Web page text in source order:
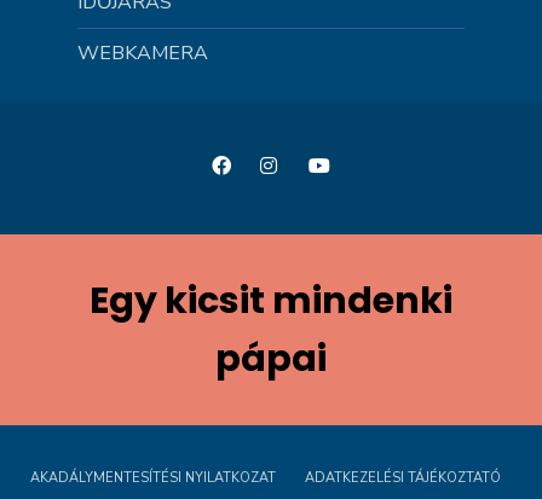
WEBKAMERA
Egy kicsit mindenki
pápai
AKADÁLYMENTESÍTÉSI NYILATKOZAT ADATKEZELÉSI TÁJÉKOZTATÓ